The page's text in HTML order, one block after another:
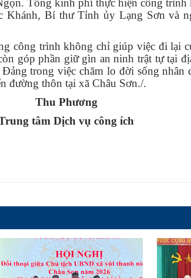
Tổng kinh phí thực hiện công
Khánh, Bí thư Tỉnh ủy Lạng Sơn và
công trình không chỉ giúp việc đi lại
góp phần giữ gìn an ninh trật tự tại
trong việc chăm lo đời sống nhân
đường thôn tại xã Châu Sơn./.
Thu Phương
tâm Dịch vụ công ích